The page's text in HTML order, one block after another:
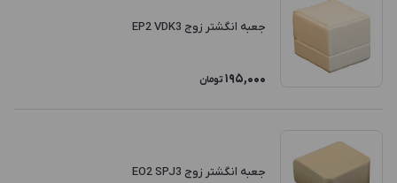
جعبه انگشتر زوج EP2 VDK3
195,000 تومان
جعبه انگشتر زوج EO2 SPJ3